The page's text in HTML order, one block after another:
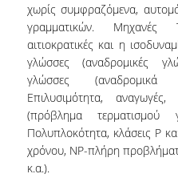
ΠΡΟΠΤΥΧΙΑΚΕΣ
ΠΡΟΓΡΑΜΜΑ
ΟΔΗΓΟΣ
ΜΑΘΗΜΑΤΑ
ΜΑΘΗΜΑΤΑ
χωρίς συμφραζόμενα,
γραμματικών. Μηχανές
αιτιοκρατικές και η
γλώσσες (αναδρομικές
γλώσσες (αναδρομικά
Επιλυσιμότητα,
(πρόβλημα
Πολυπλοκότητα, κλάσεις P
χρόνου, ΝΡ-πλήρη
κ.α.).